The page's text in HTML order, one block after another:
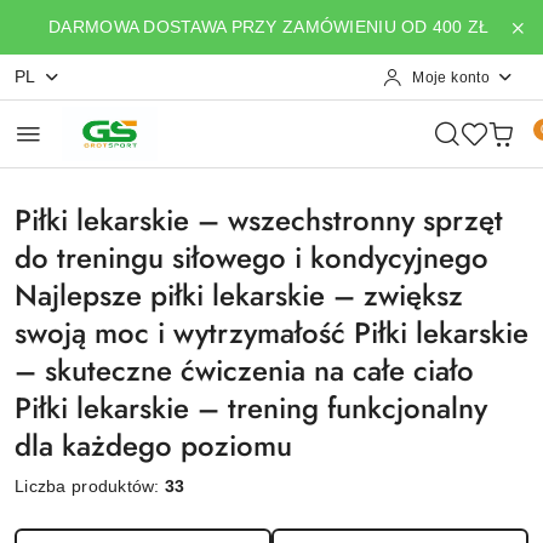
Przejdź do treści głównej
Przejdź do wyszukiwarki
Przejdź do moje konto
Przejdź do menu głównego
Przejdź do stopki
DARMOWA DOSTAWA PRZY ZAMÓWIENIU OD 400 ZŁ
PL Moje konto
Piłki lekarskie – wszechstronny sprzęt
do treningu siłowego i kondycyjnego
Najlepsze piłki lekarskie – zwiększ
swoją moc i wytrzymałość Piłki lekarskie
– skuteczne ćwiczenia na całe ciało
Piłki lekarskie – trening funkcjonalny
dla każdego poziomu
Liczba produktów:33